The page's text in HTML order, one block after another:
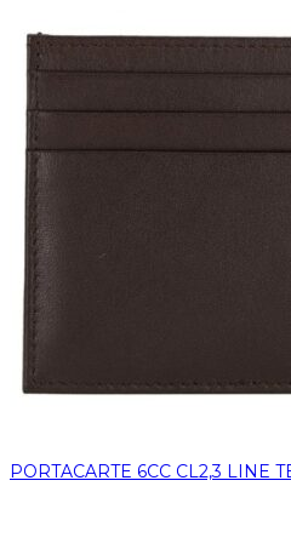
PORTACARTE 6CC CL2,3 LINE